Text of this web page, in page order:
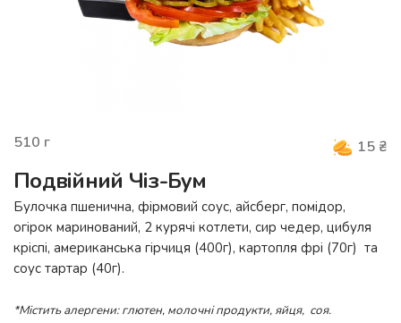
510 г 15 ₴
Подвійний Чіз-Бум
Булочка пшенична, фірмовий соус, айсберг, помідор,
огірок маринований, 2 курячі котлети, сир чедер, цибуля
кріспі, американська гірчиця (400г), картопля фрі (70г) та
соус тартар (40г).
*Містить алергени: глютен, молочні продукти, яйця, соя.